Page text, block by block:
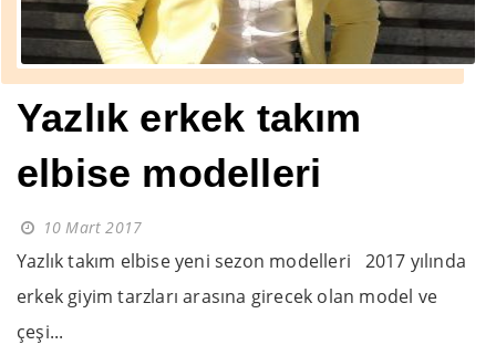
Yazlık erkek takım
elbise modelleri
10 Mart 2017
Yazlık takım elbise yeni sezon modelleri 2017 yılında
erkek giyim tarzları arasına girecek olan model ve
çeşi...